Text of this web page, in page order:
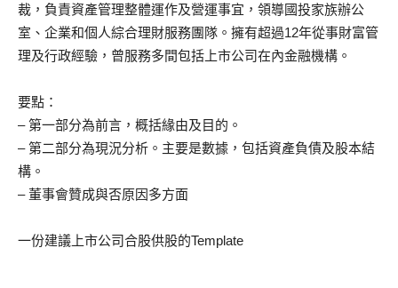
裁，負責資產管理整體運作及營運事宜，領導國投家族辦公
室、企業和個人綜合理財服務團隊。擁有超過12年從事財富管
理及行政經驗，曾服務多間包括上市公司在內金融機構。
要點：
– 第一部分為前言，概括緣由及目的。
– 第二部分為現況分析。主要是數據，包括資產負債及股本結
構。
– 董事會贊成與否原因多方面
一份建議上市公司合股供股的Template